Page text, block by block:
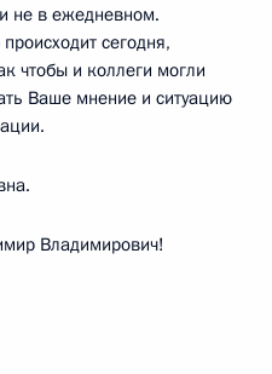
не в ежедневном.
сегодня,
чтобы и коллеги могли
Ваше мнение и ситуацию
Владимирович!